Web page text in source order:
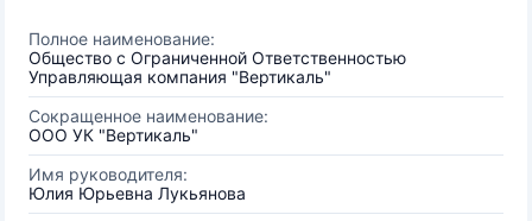
Полное наименование:
Общество с Ограниченной Ответственностью
Управляющая компания "Вертикаль"
Сокращенное наименование:
ООО УК "Вертикаль"
Имя руководителя:
Юлия Юрьевна Лукьянова